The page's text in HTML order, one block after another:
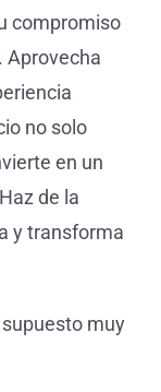
compromiso
Aprovecha
no solo
en un
de la
y transforma
muy